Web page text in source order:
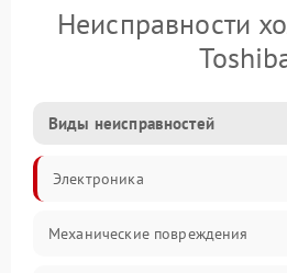
Неисправности
Виды неисправностей
Электроника
Механические повреждения